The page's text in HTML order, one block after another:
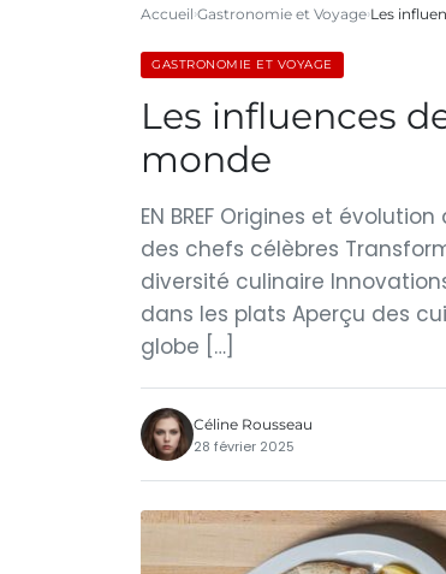
Accueil Gastronomie et Voyage Les
GASTRONOMIE ET VOYAGE
Les influences
monde
EN BREF Origines et
des chefs célèbres
diversité culinaire
dans les plats Aperçu des
globe […]
Céline Rousseau
28 février 2025